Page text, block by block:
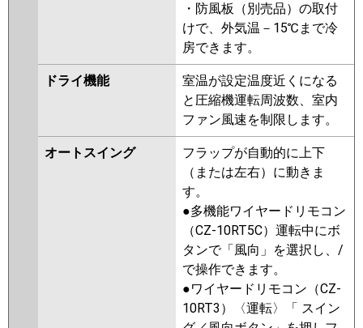
・防風板（別売品）の取付
けで、外気温－15℃まで冷
房できます。
ドライ機能
室温が設定温度近くになる
と圧縮機運転周波数、室内
ファン風速を制限します。
オートスイング
フラップが自動的に上下
（または左右）に動きま
す。
●多機能ワイヤードリモコン
（CZ-10RT5C）運転中にボ
タンで「風向」を選択し、/
で操作できます。
●ワイヤードリモコン（CZ-
10RT3）〈運転〉「 スイン